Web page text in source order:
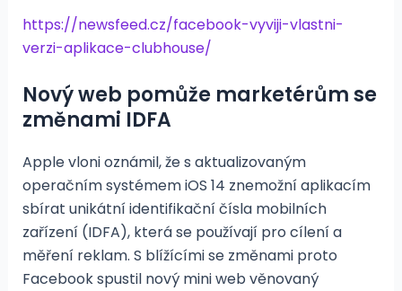
https://newsfeed.cz/facebook-vyviji-vlastni-
verzi-aplikace-clubhouse/
Nový web pomůže marketérům se
změnami IDFA
Apple vloni oznámil, že s aktualizovaným
operačním systémem iOS 14 znemožní aplikacím
sbírat unikátní identifikační čísla mobilních
zařízení (IDFA), která se používají pro cílení a
měření reklam. S blížícími se změnami proto
Facebook spustil nový mini web věnovaný